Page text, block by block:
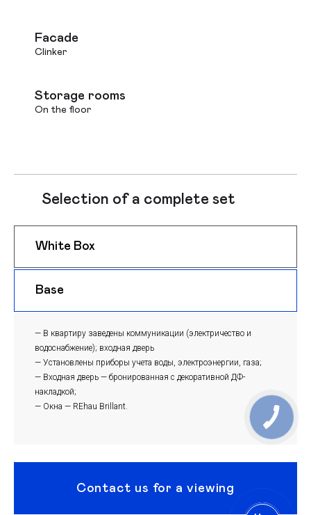
Facade
Clinker
Storage rooms
On the floor
Selection of a complete set
White Box
Base
— В квартиру заведены коммуникации (электричество и
водоснабжение); входная дверь
— Установлены приборы учета воды, электроэнергии, газа;
— Входная дверь — бронированная с декоративной ДФ-
накладкой;
— Окна — REhau Brillant.
Contact us for a viewing